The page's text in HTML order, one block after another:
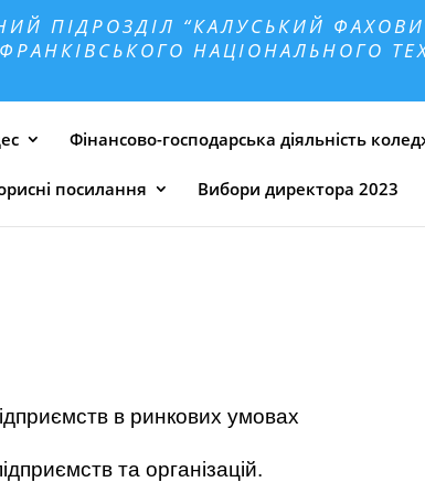
ПІДРОЗДІЛ “КАЛУСЬКИЙ
НАЦІОНАЛЬНОГО
Фінансово-господарська діяльність
посилання Вибори директора 2023
в ринкових умовах
та організацій.